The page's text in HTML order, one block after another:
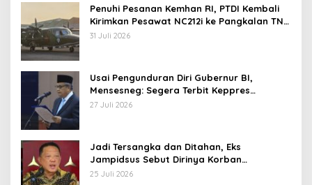
Penuhi Pesanan Kemhan RI, PTDI Kembali
Kirimkan Pesawat NC212i ke Pangkalan TNI
AU
31 Juli 2026
Usai Pengunduran Diri Gubernur BI,
Mensesneg: Segera Terbit Keppres
Pemberhentian dengan Hormat
27 Juli 2026
Jadi Tersangka dan Ditahan, Eks
Jampidsus Sebut Dirinya Korban
Kriminalisasi
25 Juli 2026